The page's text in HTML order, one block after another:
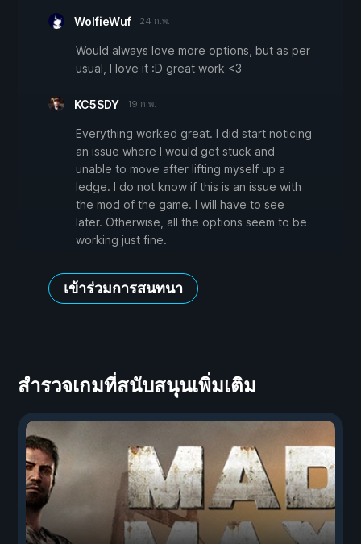
WolfieWuf 24 ก.พ.
Would always love more options, but as per
usual, I love it :D great work <3
KC5SDY 19 ก.พ.
Everything worked great. I did start noticing
an issue where I would get stuck and
unable to move after lifting myself up a
ledge. I do not know if this is an issue with
the mod of the game. I will have to see
later. Otherwise, all the options seem to be
working just fine.
เข้าร่วมการสนทนา
สำรวจเกมที่สนับสนุนเพิ่มเติม